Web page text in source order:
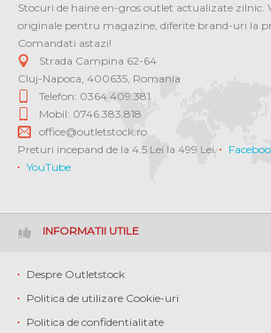
Stocuri de haine en-gros outlet actualizate zilnic.
originale pentru magazine, diferite brand-uri la
Comandati astazi!
Strada Campina 62-64
Cluj-Napoca 400635 Romania
Telefon: 0364 409.381
Mobil: 0746.383.818
office@outletstock.ro
Preturi incepand de la 4.5 Lei la 499 Lei.
YouTube
INFORMATII UTILE
Despre Outletstock
Politica de utilizare Cookie-uri
Politica de confidentialitate